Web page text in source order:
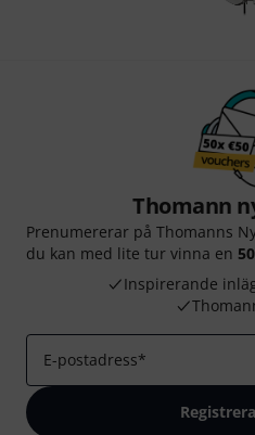
Thomann
Prenumererar på Thomanns
du kan med lite tur vinna en
Inspirerande
E-postadress*